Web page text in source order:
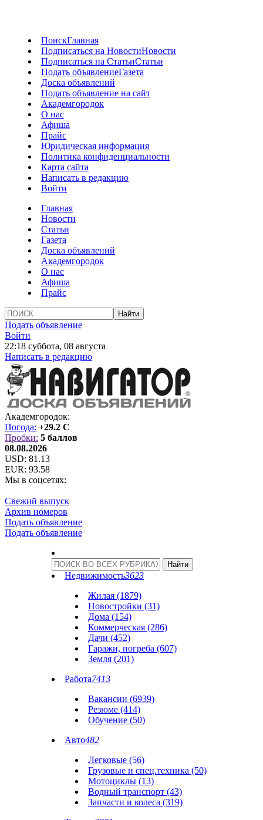
ПоискГлавная
Подписаться на НовостиНовости
Подписаться на СтатьиСтатьи
Подать объявлениеГазета
Доска объявлений
Подать объявление на сайт
Академгородок
О нас
Афиша
Прайс
Юридическая информация
Политика конфиденциальности
Карта сайта
Написать в редакцию
Войти
Главная
Новости
Статьи
Газета
Доска объявлений
Академгородок
О нас
Афиша
Прайс
Подать объявление
Войти
22:18 суббота, 08 августа
Написать в редакцию
Академгородок:
Погода: +29.2 C
Пробки: 5 баллов
08.08.2026
USD: 81.13
EUR: 93.58
Мы в соцсетях:
Свежий выпуск
Архив номеров
Подать объявление
Подать объявление
Недвижимость3623
Жилая (1879)
Новостройки (31)
Дома (154)
Коммерческая (286)
Дачи (452)
Гаражи, погреба (607)
Земля (201)
Работа7413
Вакансии (6939)
Резюме (414)
Обучение (50)
Авто482
Легковые (56)
Грузовые и спец.техника (50)
Мотоциклы (13)
Водный транспорт (43)
Запчасти и колеса (319)